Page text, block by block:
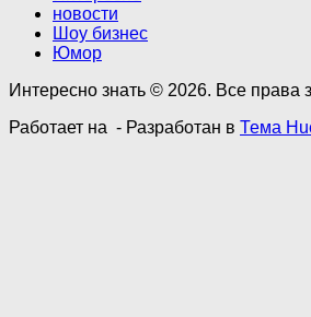
новости
Шоу бизнес
Юмор
Интересно знать © 2026. Все
Работает на - Разработан в Тема